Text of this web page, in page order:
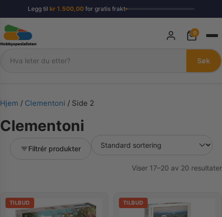
Legg til kr1.500,00for gratis frakt
Søk
Søk
0
Hjem / Clementoni / Side 2
Clementoni
Filtrér produkter
Viser 17–20 av 20 resultater
TILBUD TILBUD